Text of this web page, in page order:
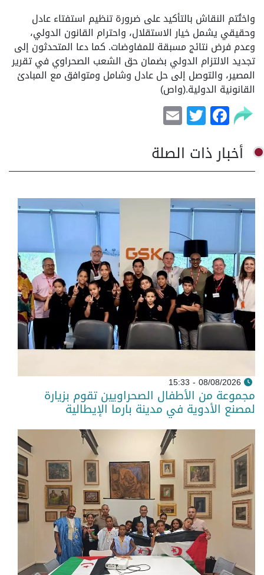
واختُتم النقاش بالتأكيد على ضرورة تنظيم استفتاء عادل
وحقيقي يشمل خيار الاستقلال، واحترام القانون الدولي،
وعدم فرض نتائج مسبقة للمفاوضات. كما دعا المتحدثون إلى
تجديد الالتزام الدولي بضمان حق الشعب الصحراوي في تقرير
المصير، والتوصل إلى حل عادل وشامل ومتوافق مع المبادئ
القانونية الدولية.(واص)
Facebook
Twitter
أخبار ذات الصلة
08/08/2026 - 15:33
مجموعة من الأطفال الصحراويين تقوم بزيارة
لمصنع الأدوية في مدينة بارما الإيطالية